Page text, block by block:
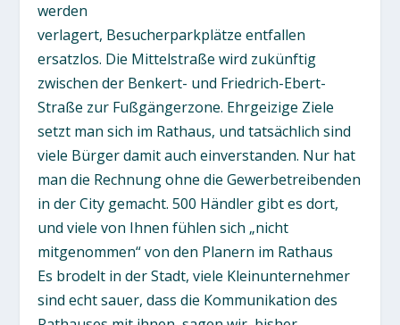
werden
verlagert, Besucherparkplätze entfallen
ersatzlos. Die Mittelstraße wird zukünftig
zwischen der Benkert- und Friedrich-Ebert-
Straße zur Fußgängerzone. Ehrgeizige Ziele
setzt man sich im Rathaus, und tatsächlich sind
viele Bürger damit auch einverstanden. Nur hat
man die Rechnung ohne die Gewerbetreibenden
in der City gemacht. 500 Händler gibt es dort,
und viele von Ihnen fühlen sich „nicht
mitgenommen“ von den Planern im Rathaus
Es brodelt in der Stadt, viele Kleinunternehmer
sind echt sauer, dass die Kommunikation des